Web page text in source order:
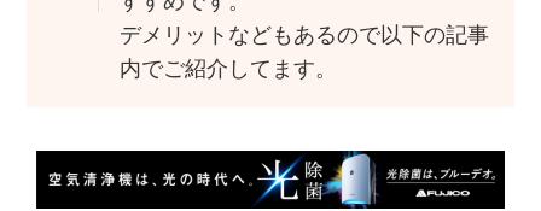
デメリットなどもあるので以下の記事
内でご紹介してます。